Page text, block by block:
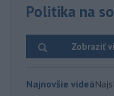
Politika na
Zobraziť
Najnovšie videá